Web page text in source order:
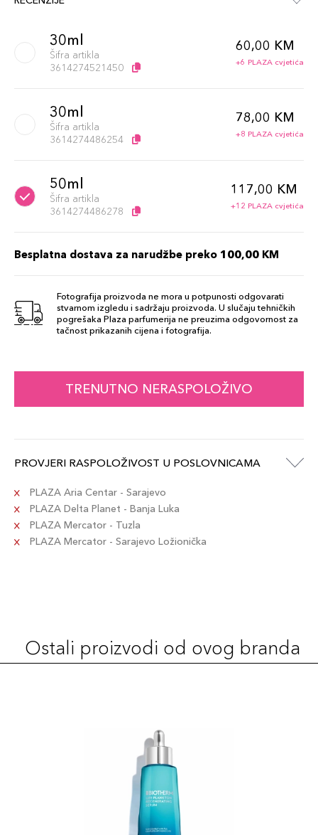
30ml
Šifra artikla
3614274521450
60,00 KM
+6 PLAZA cvjetića
30ml
Šifra artikla
3614274486254
78,00 KM
+8 PLAZA cvjetića
50ml
Šifra artikla
3614274486278
117,00 KM
+12 PLAZA cvjetića
Besplatna dostava za narudžbe preko 100,00 KM
Fotografija proizvoda ne mora u potpunosti odgovarati
stvarnom izgledu i sadržaju proizvoda. U slučaju tehničkih
pogrešaka Plaza parfumerija ne preuzima odgovornost za
tačnost prikazanih cijena i fotografija.
TRENUTNO NERASPOLOŽIVO
PROVJERI RASPOLOŽIVOST U POSLOVNICAMA
PLAZA Aria Centar - Sarajevo
PLAZA Delta Planet - Banja Luka
PLAZA Mercator - Tuzla
PLAZA Mercator - Sarajevo Ložionička
Ostali proizvodi od ovog branda